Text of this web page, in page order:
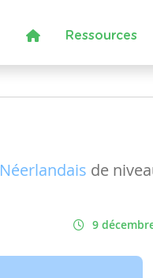
Ressources
Néerlandais de
9